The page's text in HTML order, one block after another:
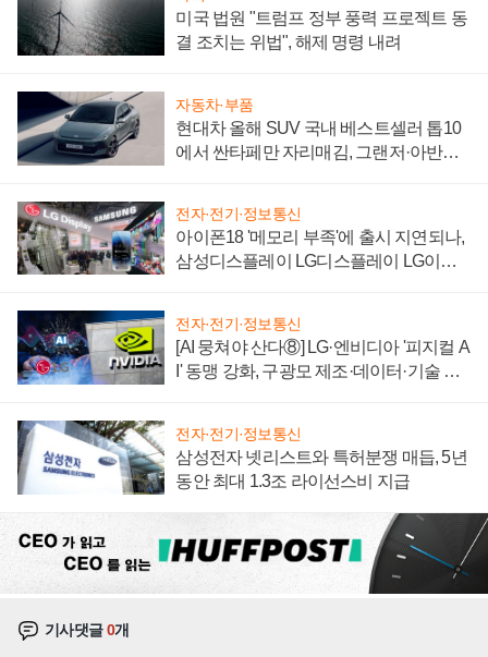
미국 법원 "트럼프 정부 풍력 프로젝트 동
결 조치는 위법", 해제 명령 내려
자동차·부품
현대차 올해 SUV 국내 베스트셀러 톱10
에서 싼타페만 자리매김, 그랜저·아반떼
전자·전기·정보통신
아이폰18 '메모리 부족'에 출시 지연되나,
삼성디스플레이 LG디스플레이 LG이노
전자·전기·정보통신
[AI 뭉쳐야 산다⑧] LG·엔비디아 '피지컬 A
I' 동맹 강화, 구광모 제조·데이터·기술 결
전자·전기·정보통신
삼성전자 넷리스트와 특허분쟁 매듭, 5년
동안 최대 1.3조 라이선스비 지급
기사댓글0개